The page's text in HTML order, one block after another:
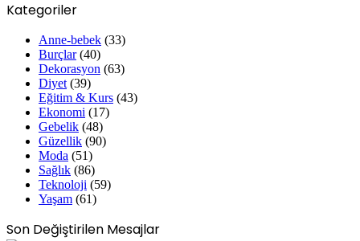
Kategoriler
Anne-bebek (33)
Burçlar(40)
Dekorasyon (63)
Diyet (39)
Eğitim & Kurs (43)
Ekonomi (17)
Gebelik (48)
Güzellik (90)
Moda (51)
Sağlık (86)
Teknoloji (59)
Yaşam (61)
Son Değiştirilen Mesajlar